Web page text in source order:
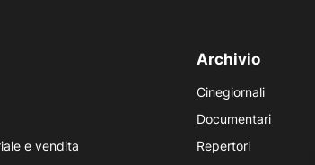
e vendita
Archivio
Cinegiornali
Documentari
Repertori